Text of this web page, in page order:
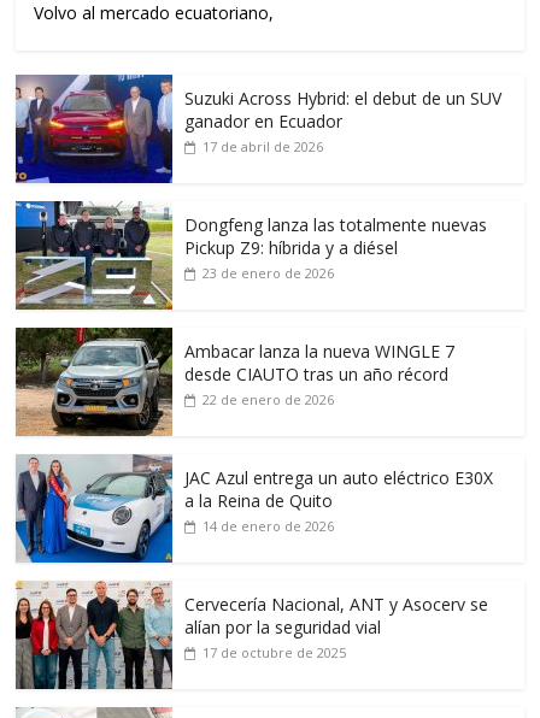
Volvo al mercado ecuatoriano,
Suzuki Across Hybrid: el debut de un SUV
ganador en Ecuador
17 de abril de 2026
Dongfeng lanza las totalmente nuevas
Pickup Z9: híbrida y a diésel
23 de enero de 2026
Ambacar lanza la nueva WINGLE 7
desde CIAUTO tras un año récord
22 de enero de 2026
JAC Azul entrega un auto eléctrico E30X
a la Reina de Quito
14 de enero de 2026
Cervecería Nacional, ANT y Asocerv se
alían por la seguridad vial
17 de octubre de 2025